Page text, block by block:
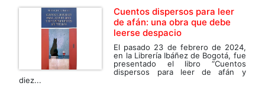
Cuentos dispersos para leer
de afán: una obra que debe
leerse despacio
El pasado 23 de febrero de 2024,
en la Librería Ibáñez de Bogotá, fue
presentado el libro “Cuentos
dispersos para leer de afán y
diez...